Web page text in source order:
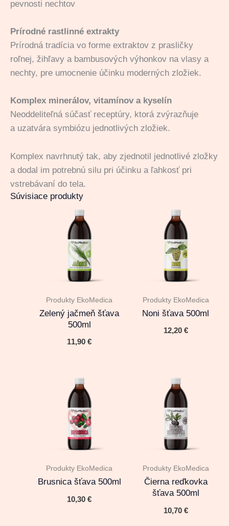
pevnosti nechtov
Prírodné rastlinné extrakty
Prírodná tradícia vo forme extraktov z prasličky
roľnej, žihľavy a bambusových výhonkov na vlasy a
nechty, pre umocnenie účinku moderných zložiek.
Komplex minerálov, vitamínov a kyselín
Neoddeliteľná súčasť receptúry, ktorá zvýrazňuje
a uzatvára symbiózu jednotlivých zložiek.
Komplex navrhnutý tak, aby zjednotil jednotlivé zložky
a dodal im potrebnú silu pri účinku a ľahkosť pri
vstrebávaní do tela.
Súvisiace produkty
Produkty EkoMedica
Zelený jačmeň šťava
500ml
11,90€
Produkty EkoMedica
Noni šťava 500ml
12,20 €
Produkty EkoMedica
Brusnica šťava 500ml
10,30€
Produkty EkoMedica
Čierna reďkovka
šťava 500ml
10,70 €